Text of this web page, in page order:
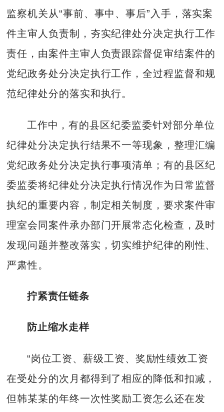
监察机关从“事前、事中、事后”入手，落实案
件主审人负责制，夯实纪律处分决定执行工作
责任，由案件主审人负责跟踪督促审结案件的
党纪政务处分决定执行工作，全过程监督和规
范纪律处分的落实和执行。
工作中，有的县区纪委监委针对部分单位
纪律处分决定执行结果不一等现象，整理汇编
党纪政务处分决定执行事项清单；有的县区纪
委监委将纪律处分决定执行情况作为日常监督
执纪的重要内容，制定相关制度，要求案件审
理室会同案件承办部门开展常态化检查，及时
发现问题并整改落实，切实维护纪律的刚性、
严肃性。
拧紧责任链条
防止缩水走样
“岗位工资、薪级工资、奖励性绩效工资
在受处分的次月都得到了相应的降低和扣减，
但韩某某的年终一次性奖励工资怎么还在发